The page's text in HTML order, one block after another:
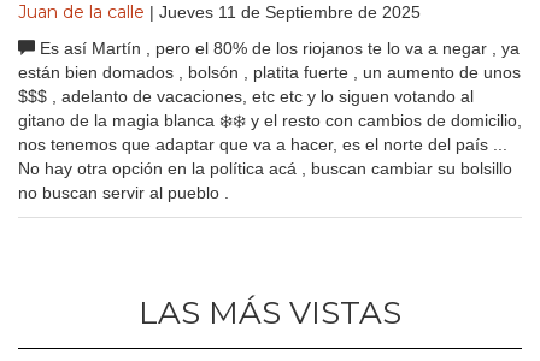
Juan de la calle | Jueves 11 de Septiembre de 2025
Es así Martín , pero el 80% de los riojanos te lo va a negar , ya
están bien domados , bolsón , platita fuerte , un aumento de unos
$$$ , adelanto de vacaciones, etc etc y lo siguen votando al
gitano de la magia blanca ❄️❄️ y el resto con cambios de domicilio,
nos tenemos que adaptar que va a hacer, es el norte del país ...
No hay otra opción en la política acá , buscan cambiar su bolsillo
no buscan servir al pueblo .
LAS MÁS VISTAS